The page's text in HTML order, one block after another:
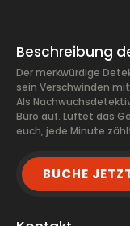
Beschreibung
Der merkwürdige
sein Verschwinden
Als
Büro auf. Lüftet das
euch, jede Minute
BUCHE